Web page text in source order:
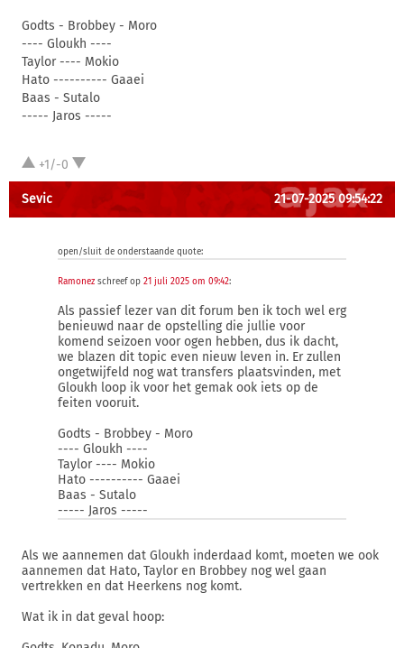
Godts - Brobbey - Moro
---- Gloukh ----
Taylor ---- Mokio
Hato ---------- Gaaei
Baas - Sutalo
----- Jaros -----
+1/-0
Sevic 21-07-2025 09:54:22
open/sluit de onderstaande quote:
Ramonez schreef op 21 juli 2025 om 09:42:
Als passief lezer van dit forum ben ik toch wel erg
benieuwd naar de opstelling die jullie voor
komend seizoen voor ogen hebben, dus ik dacht,
we blazen dit topic even nieuw leven in. Er zullen
ongetwijfeld nog wat transfers plaatsvinden, met
Gloukh loop ik voor het gemak ook iets op de
feiten vooruit.
Godts - Brobbey - Moro
---- Gloukh ----
Taylor ---- Mokio
Hato ---------- Gaaei
Baas - Sutalo
----- Jaros -----
Als we aannemen dat Gloukh inderdaad komt, moeten we ook
aannemen dat Hato, Taylor en Brobbey nog wel gaan
vertrekken en dat Heerkens nog komt.
Wat ik in dat geval hoop: